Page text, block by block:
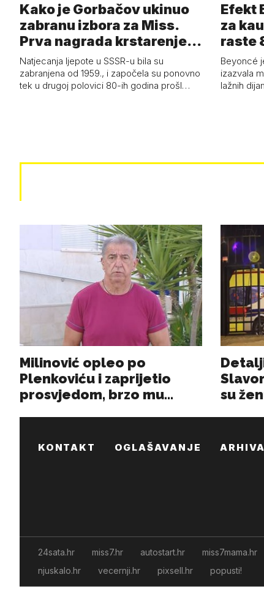
Kako je Gorbačov ukinuo
zabranu izbora za Miss.
Prva nagrada krstarenje
Jadran…
Natjecanja ljepote u SSSR-u bila su
zabranjena od 1959., i započela su ponovno
tek u drugoj polovici 80-ih godina prošl…
Efekt
za
raste
Beyoncé
izazvala
lažnih
KONTAKT OGLAŠAVANJE ARHIVA
24sata.hr miss7.hr autostart.hr miss7mama.hr
njuskalo.hr
vecernji.hr pixsell.hr popusti!